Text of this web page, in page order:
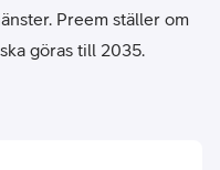
Preem ställer om
göras till 2035.